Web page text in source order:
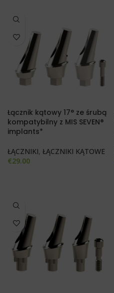
Łącznik kątowy 17° ze śrubą
kompatybilny z MIS SEVEN®
implants*
ŁĄCZNIKI, ŁĄCZNIKI KĄTOWE
€29.00